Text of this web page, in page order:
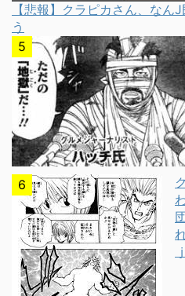
【悲報】クラピカさん、なん
う